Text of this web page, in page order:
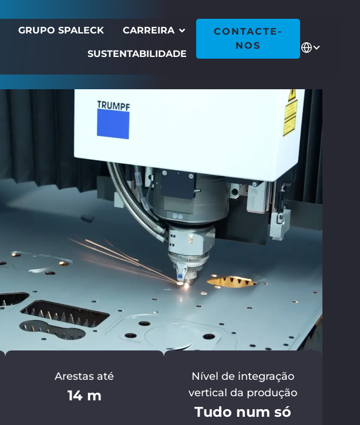
GRUPO SPALECK CARREIRA
SUSTENTABILIDADE
CONTACTE-
NOS
Arestas até
14 m
Nível de integração
vertical da produção
Tudo num só